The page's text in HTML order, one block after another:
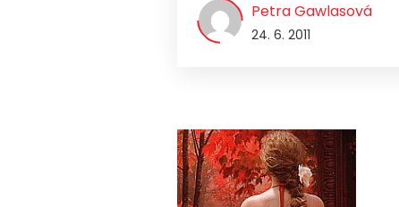
Petra Gawlasová
24. 6. 2011